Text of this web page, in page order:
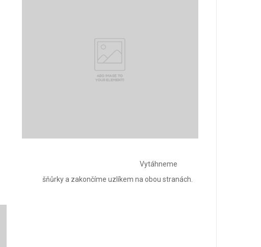
Vytáhneme
šňůrky a zakončíme uzlíkem na obou stranách.